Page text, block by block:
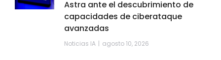
Astra ante el descubrimiento de
capacidades de ciberataque
avanzadas
Noticias IA agosto 10, 2026